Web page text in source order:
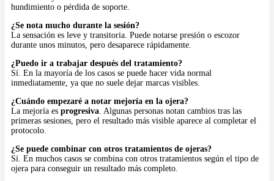
hundimiento o pérdida de soporte.
¿Se nota mucho durante la sesión?
La sensación es leve y transitoria. Puede notarse presión o escozor
durante unos minutos, pero desaparece rápidamente.
¿Puedo ir a trabajar después del tratamiento?
Sí. En la mayoría de los casos se puede hacer vida normal
inmediatamente, ya que no suele dejar marcas visibles.
¿Cuándo empezaré a notar mejoría en la ojera?
La mejoría es progresiva . Algunas personas notan cambios tras las
primeras sesiones, pero el resultado más visible aparece al completar el
protocolo.
¿Se puede combinar con otros tratamientos de ojeras?
Sí. En muchos casos se combina con otros tratamientos según el tipo de
ojera para conseguir un resultado más completo.